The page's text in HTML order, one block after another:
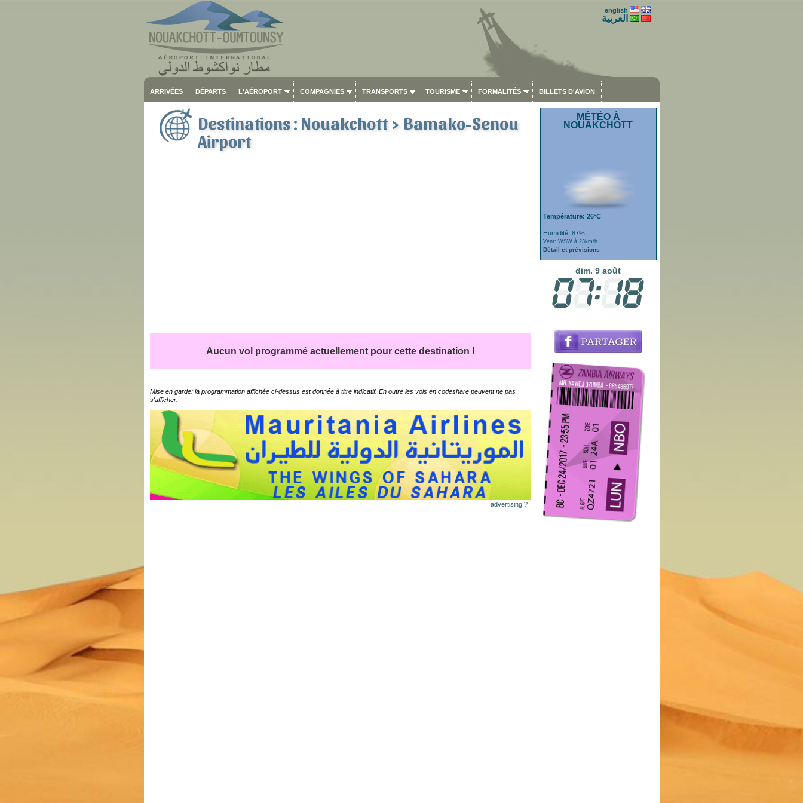
english
العربية
ARRIVÉES DÉPARTS L'AÉROPORT COMPAGNIES TRANSPORTS TOURISME FORMALITÉS BILLETS D'AVION
Destinations : Nouakchott > Bamako-Senou
Airport
Aucun vol programmé actuellement pour cette destination !
Mise en garde: la programmation affichée ci-dessus est donnée à titre indicatif. En outre les vols en codeshare peuvent ne pas
s'afficher.
advertising ?
MÉTÉO À
NOUAKCHOTT
Température: 26°C
Humidité: 87%
Vent: WSW à 23km/h
Détail et prévisions
dim. 9 août